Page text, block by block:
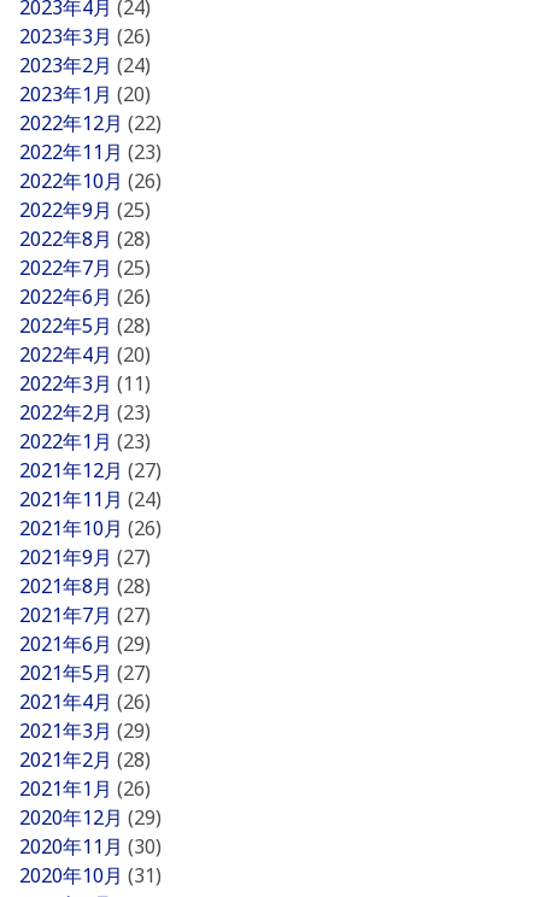
2023年4月 (24)
2023年3月 (26)
2023年2月 (24)
2023年1月 (20)
2022年12月 (22)
2022年11月 (23)
2022年10月 (26)
2022年9月 (25)
2022年8月 (28)
2022年7月 (25)
2022年6月 (26)
2022年5月 (28)
2022年4月 (20)
2022年3月 (11)
2022年2月 (23)
2022年1月 (23)
2021年12月 (27)
2021年11月 (24)
2021年10月 (26)
2021年9月 (27)
2021年8月 (28)
2021年7月 (27)
2021年6月 (29)
2021年5月 (27)
2021年4月 (26)
2021年3月 (29)
2021年2月 (28)
2021年1月 (26)
2020年12月 (29)
2020年11月 (30)
2020年10月 (31)